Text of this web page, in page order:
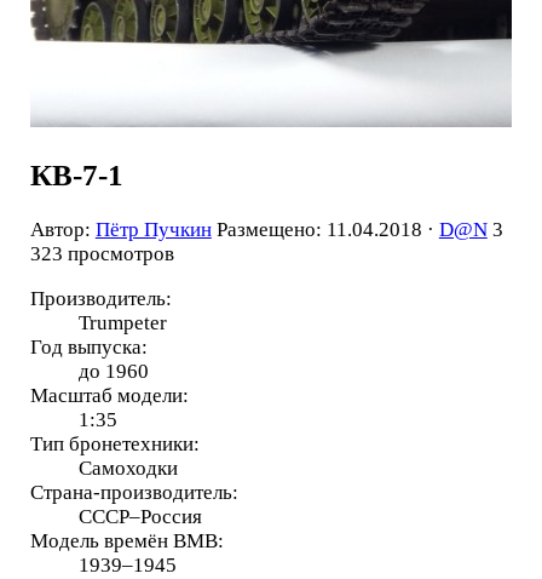
КВ-7-1
Автор: Пётр Пучкин Размещено: 11.04.2018 · D@N 3
323 просмотров
Производитель:
Trumpeter
Год выпуска:
до 1960
Масштаб модели:
1:35
Тип бронетехники:
Самоходки
Страна-производитель:
СССР–Россия
Модель времён ВМВ:
1939–1945